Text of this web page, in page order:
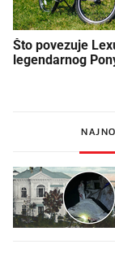
Što povezuje
legendarnog